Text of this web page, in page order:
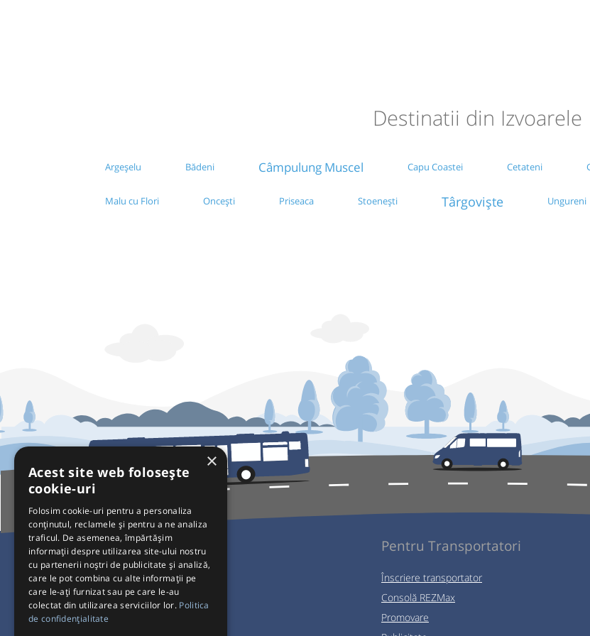
Destinatii din Izvoarele
Argeșelu Bădeni Câmpulung Muscel Capu Coastei Cetateni
Malu cu Flori Oncești Priseaca Stoenești Târgoviște Ungureni
Pentru Călători
Curse autobuz
Plecări/Sosiri
Pentru Transportatori
Înscriere transportator
Consolă REZMax
Promovare
×
Acest site web folosește
cookie-uri
Folosim cookie-uri pentru a personaliza
conținutul, reclamele și pentru a ne analiza
traficul. De asemenea, împărtășim
informații despre utilizarea site-ului nostru
cu partenerii noștri de publicitate și analiză,
care le pot combina cu alte informații pe
care le-ați furnizat sau pe care le-au
colectat din utilizarea serviciilor lor. Politica
de confidențialitate